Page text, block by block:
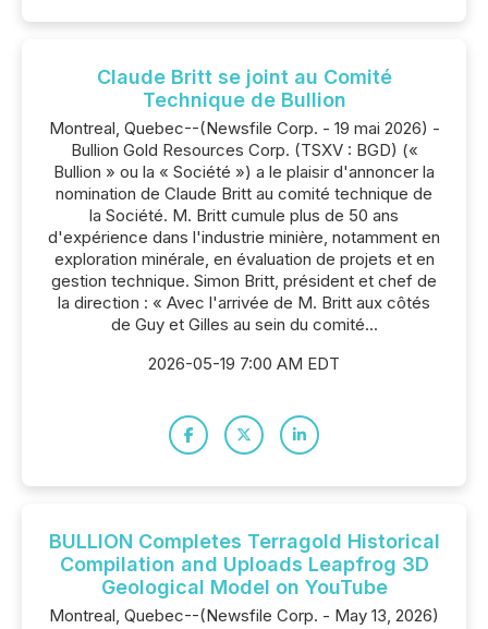
Claude Britt se joint au Comité
Technique de Bullion
Montreal, Quebec--(Newsfile Corp. - 19 mai 2026) -
Bullion Gold Resources Corp. (TSXV : BGD) («
Bullion » ou la « Société ») a le plaisir d'annoncer la
nomination de Claude Britt au comité technique de
la Société. M. Britt cumule plus de 50 ans
d'expérience dans l'industrie minière, notamment en
exploration minérale, en évaluation de projets et en
gestion technique. Simon Britt, président et chef de
la direction : « Avec l'arrivée de M. Britt aux côtés
de Guy et Gilles au sein du comité...
2026-05-19 7:00 AM EDT
BULLION Completes Terragold Historical
Compilation and Uploads Leapfrog 3D
Geological Model on YouTube
Montreal, Quebec--(Newsfile Corp. - May 13, 2026)